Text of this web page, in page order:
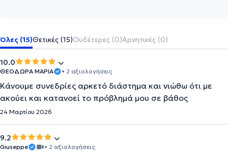
Όλες (15)Θετικές (15)Ουδέτερες (0)Αρνητικές (0)
10.0
ΘΕΟΔΏΡΑ ΜΑΡΊΑ • 2 αξιολογήσεις
Κάνουμε συνεδρίες αρκετό διάστημα και νιώθω ότι με
ακούει και κατανοεί το πρόβλημά μου σε βάθος
24 Μαρτίου 2026
9.2
Giuseppe • 2 αξιολογήσεις